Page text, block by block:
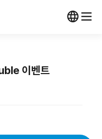
이벤트